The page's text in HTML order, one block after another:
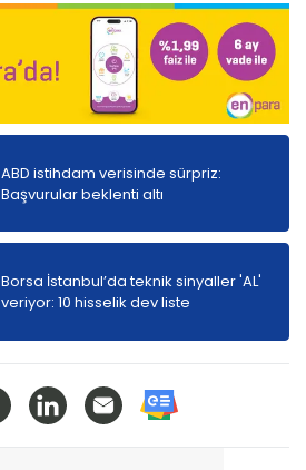
ABD istihdam verisinde sürpriz:
Başvurular beklenti altı
Borsa İstanbul’da teknik sinyaller 'AL'
veriyor: 10 hisselik dev liste